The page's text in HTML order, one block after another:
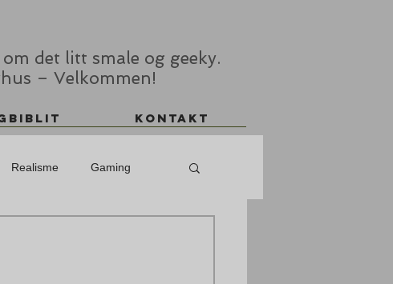
det litt smale og geeky.
– Velkommen!
Kontakt
Realisme Gaming